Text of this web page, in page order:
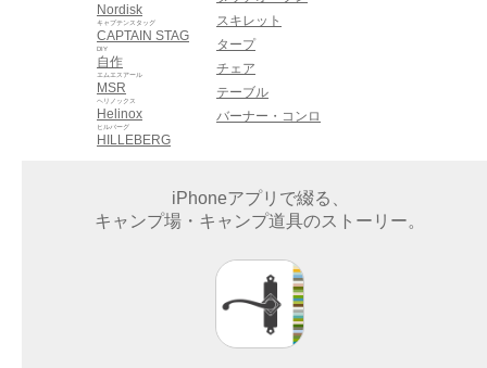
Nordisk
CAPTAIN STAG
キャプテンスタッグ
自作
DIY
MSR
エムエスアール
Helinox
ヘリノックス
HILLEBERG
ヒルバーグ
スキレット
タープ
チェア
テーブル
バーナー・コンロ
iPhoneアプリで綴る、
キャンプ場・キャンプ道具のストーリー。